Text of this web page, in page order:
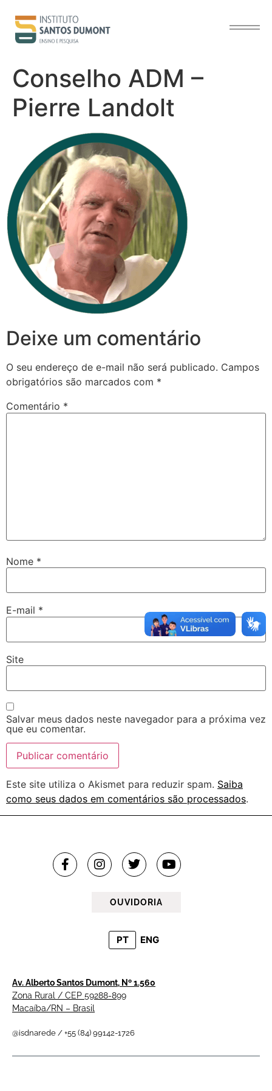
conteúdo
Conselho ADM –
Pierre Landolt
Deixe um comentário
O seu endereço de e-mail não será publicado. Campos
obrigatórios são marcados com *
Comentário *
Nome *
E-mail *
Site
Salvar meus dados neste navegador para a próxima vez
que eu comentar.
Este site utiliza o Akismet para reduzir spam. Saiba
como seus dados em comentários são processados.
OUVIDORIA
PT ENG
Av. Alberto Santos Dumont, Nº 1.560
Zona Rural / CEP 59288-899
Macaíba/RN – Brasil
@isdnarede / +55 (84) 99142-1726